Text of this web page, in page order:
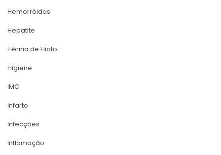
Hemorróida
Hepatite
Hérnia de Hiato
Higiene
IMC
Infarto
Infecçõe
Inflamação